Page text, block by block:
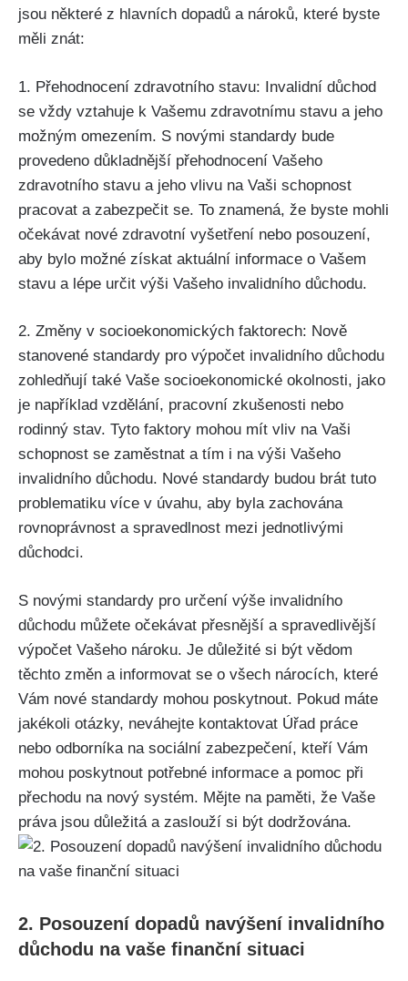
jsou některé z hlavních dopadů a nároků, které byste
měli znát:
1. Přehodnocení zdravotního stavu: Invalidní důchod
se vždy vztahuje k Vašemu zdravotnímu stavu a jeho
možným omezením. S novými standardy bude
provedeno důkladnější přehodnocení Vašeho
zdravotního stavu a jeho vlivu na Vaši schopnost
pracovat a zabezpečit se. To znamená, že byste mohli
očekávat nové zdravotní vyšetření nebo posouzení,
aby bylo možné získat aktuální informace o Vašem
stavu a lépe určit výši Vašeho invalidního důchodu.
2. Změny v socioekonomických faktorech: Nově
stanovené standardy pro výpočet invalidního důchodu
zohledňují také Vaše socioekonomické okolnosti, jako
je například vzdělání, pracovní zkušenosti nebo
rodinný stav. Tyto faktory mohou mít vliv na Vaši
schopnost se zaměstnat a tím i na výši Vašeho
invalidního důchodu. Nové standardy budou brát tuto
problematiku více v úvahu, aby byla zachována
rovnoprávnost a spravedlnost mezi jednotlivými
důchodci.
S novými standardy pro určení výše invalidního
důchodu můžete očekávat přesnější a spravedlivější
výpočet Vašeho nároku. Je důležité si být vědom
těchto změn a informovat se o všech nárocích, které
Vám nové standardy mohou poskytnout. Pokud máte
jakékoli otázky, neváhejte kontaktovat Úřad práce
nebo odborníka na sociální zabezpečení, kteří Vám
mohou poskytnout potřebné informace a pomoc při
přechodu na nový systém. Mějte na paměti, že Vaše
práva jsou důležitá a zaslouží si být dodržována.
2. Posouzení dopadů navýšení invalidního
důchodu na vaše finanční situaci